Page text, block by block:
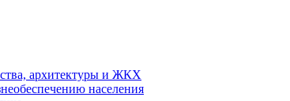
архитектуры и ЖКХ
населения